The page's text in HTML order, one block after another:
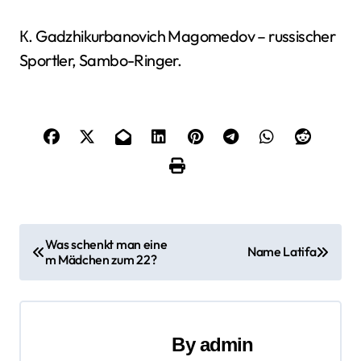
К. Gadzhikurbanovich Magomedov – russischer
Sportler, Sambo-Ringer.
e
i
Was schenkt man eine
m Mädchen zum 22?
Name Latifa
Byadmin